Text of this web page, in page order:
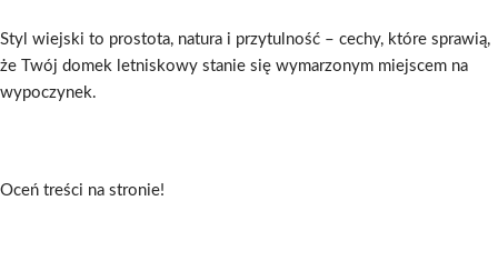
Styl wiejski to prostota, natura i przytulność – cechy, które sprawią,
że Twój domek letniskowy stanie się wymarzonym miejscem na
wypoczynek.
Oceń treści na stronie!